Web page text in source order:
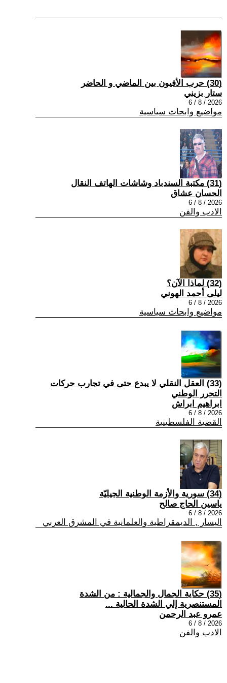
(30) حرب الأفيون بين الماضي و الحاضر
ستار بزيني
2026 / 8 / 6
مواضيع وابحاث سياسية
(31) مكتبة السندباد وشاشات الهاتف النقال
الحسان عشاق
2026 / 8 / 6
الادب والفن
(32) لماذا الآن؟
ليلى أحمد الهوني
2026 / 8 / 6
مواضيع وابحاث سياسية
(33) العقل النقلي لا يبدع حتى في تجارب حركات
التحرر الوطني
ابراهيم ابراش
2026 / 8 / 6
القضية الفلسطينية
(34) سورية والأزمة الوطنية الجيليّة
ياسين الحاج صالح
2026 / 8 / 6
اليسار , الديمقراطية والعلمانية في المشرق العربي
(35) حكاية الجمال والجمالية : من الشدة
المستنصرية إلي الشدة الحالية ...
عمرو عبد الرحمن
2026 / 8 / 6
الادب والفن